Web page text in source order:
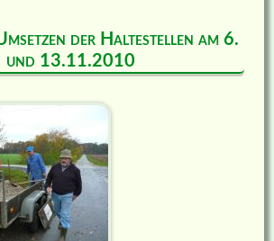
der Haltestellen am 6.
und 13.11.2010